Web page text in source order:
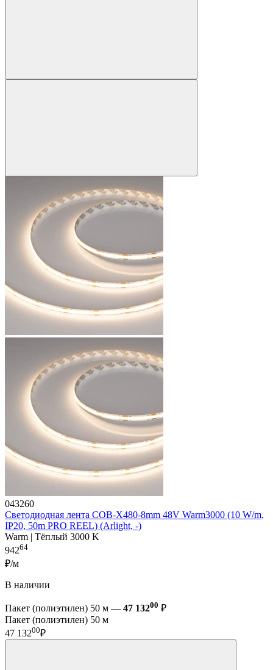
043260
Светодиодная лента COB-X480-8mm 48V Warm3000 (10 W/m,
IP20, 50m PRO REEL) (Arlight, -)
Warm | Тёплый 3000 K
94264
₽/м
В наличии
Пакет (полиэтилен) 50 м — 47 13200 ₽
Пакет (полиэтилен) 50 м
47 13200₽